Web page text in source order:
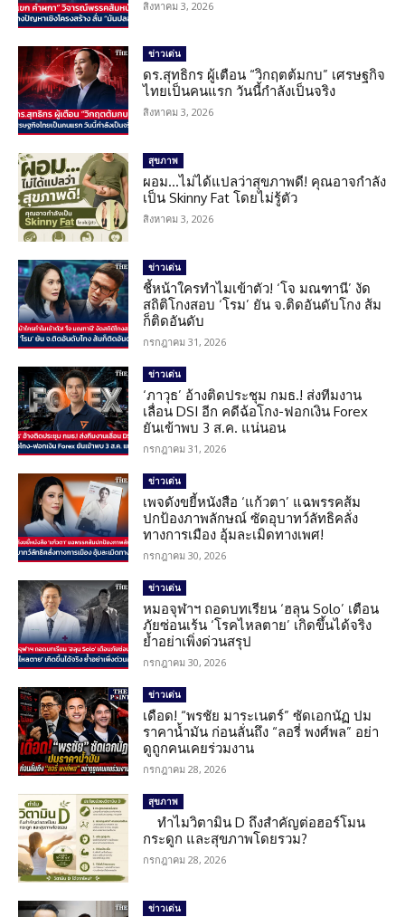
สิงหาคม 3, 2026
ข่าวเด่น
ดร.สุทธิกร ผู้เตือน “วิกฤตต้มกบ” เศรษฐกิจ
ไทยเป็นคนแรก วันนี้กำลังเป็นจริง
สิงหาคม 3, 2026
สุขภาพ
ผอม…ไม่ได้แปลว่าสุขภาพดี! คุณอาจกำลัง
เป็น Skinny Fat โดยไม่รู้ตัว
สิงหาคม 3, 2026
ข่าวเด่น
ชี้หน้าใครทำไมเข้าตัว! ‘โจ มณฑานี’ งัด
สถิติโกงสอบ ‘โรม’ ยัน จ.ติดอันดับโกง ส้ม
ก็ติดอันดับ
กรกฎาคม 31, 2026
ข่าวเด่น
‘ภาวุธ’ อ้างติดประชุม กมธ.! ส่งทีมงาน
เลื่อน DSI อีก คดีฉ้อโกง-ฟอกเงิน Forex
ยันเข้าพบ 3 ส.ค. แน่นอน
กรกฎาคม 31, 2026
ข่าวเด่น
เพจดังขยี้หนังสือ ‘แก้วตา’ แฉพรรคส้ม
ปกป้องภาพลักษณ์ ซัดอุบาทว์ลัทธิคลั่ง
ทางการเมือง อุ้มละเมิดทางเพศ!
กรกฎาคม 30, 2026
ข่าวเด่น
หมอจุฬาฯ ถอดบทเรียน ‘ฮลุน Solo’ เตือน
ภัยซ่อนเร้น ‘โรคไหลตาย’ เกิดขึ้นได้จริง
ย้ำอย่าเพิ่งด่วนสรุป
กรกฎาคม 30, 2026
ข่าวเด่น
เดือด! “พรชัย มาระเนตร์” ซัดเอกนัฏ ปม
ราคาน้ำมัน ก่อนลั่นถึง “ลอรี่ พงศ์พล” อย่า
ดูถูกคนเคยร่วมงาน
กรกฎาคม 28, 2026
สุขภาพ
ทำไมวิตามิน D ถึงสำคัญต่อฮอร์โมน
กระดูก และสุขภาพโดยรวม?
กรกฎาคม 28, 2026
ข่าวเด่น